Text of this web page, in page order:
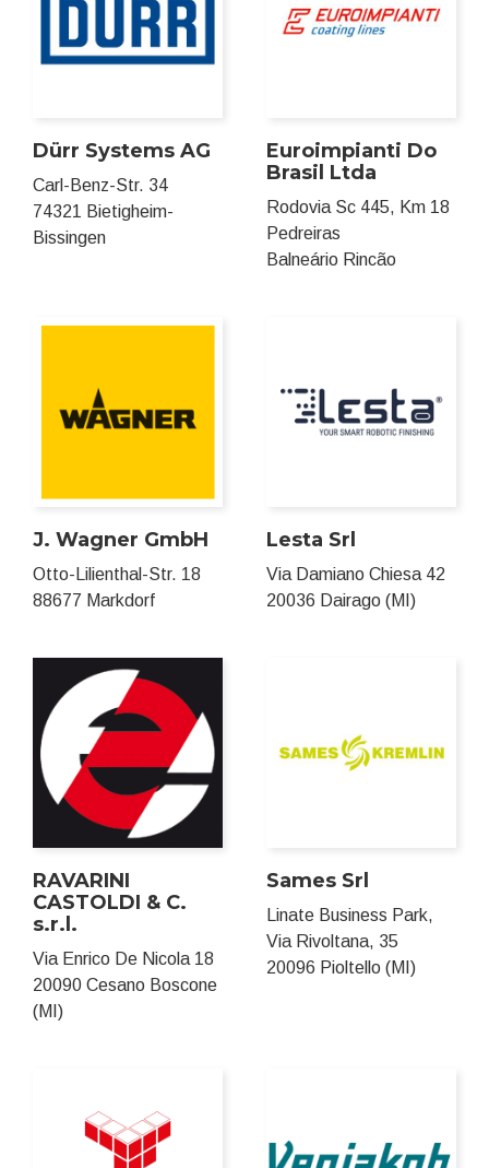
Dürr Systems AG
Carl-Benz-Str. 34
74321 Bietigheim-
Bissingen
Euroimpianti Do
Brasil Ltda
Rodovia Sc 445, Km 18
Pedreiras
Balneário Rincão
J. Wagner GmbH
Otto-Lilienthal-Str. 18
88677 Markdorf
Lesta Srl
Via Damiano Chiesa 42
20036 Dairago (MI)
RAVARINI
CASTOLDI & C.
s.r.l.
Via Enrico De Nicola 18
20090 Cesano Boscone
(MI)
Sames Srl
Linate Business Park,
Via Rivoltana, 35
20096 Pioltello (MI)